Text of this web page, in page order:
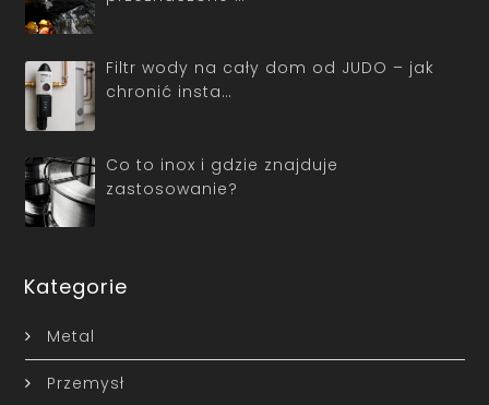
Filtr wody na cały dom od JUDO – jak
chronić insta…
Co to inox i gdzie znajduje
zastosowanie?
Kategorie
Metal
Przemysł